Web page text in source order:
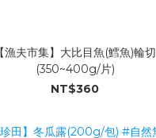
【漁夫市集】大比目魚(鱈魚)輪切
(350~400g/片)
NT$360